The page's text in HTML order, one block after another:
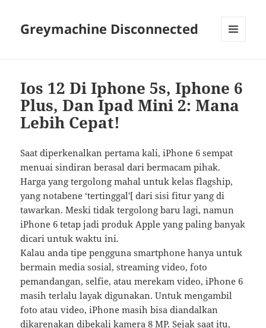
Greymachine Disconnected
Ios 12 Di Iphone 5s, Iphone 6
Plus, Dan Ipad Mini 2: Mana
Lebih Cepat!
Saat diperkenalkan pertama kali, iPhone 6 sempat
menuai sindiran berasal dari bermacam pihak.
Harga yang tergolong mahal untuk kelas flagship,
yang notabene ‘tertinggal'[ dari sisi fitur yang di
tawarkan. Meski tidak tergolong baru lagi, namun
iPhone 6 tetap jadi produk Apple yang paling banyak
dicari untuk waktu ini.
Kalau anda tipe pengguna smartphone hanya untuk
bermain media sosial, streaming video, foto
pemandangan, selfie, atau merekam video, iPhone 6
masih terlalu layak digunakan. Untuk mengambil
foto atau video, iPhone masih bisa diandalkan
dikarenakan dibekali kamera 8 MP. Sejak saat itu,